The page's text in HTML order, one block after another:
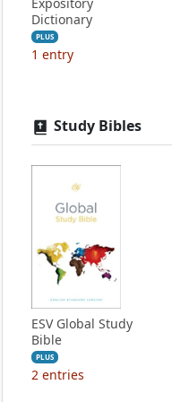
Dictionary
PLUS
1 entry
Study Bibles
ESV Global Study
Bible
PLUS
2 entries